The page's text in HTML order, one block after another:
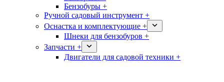
Бензобуры +
Ручной садовый инструмент +
Оснастка и комплектующие +
Шнеки для бензобуров +
Запчасти +
Двигатели для садовой техники +